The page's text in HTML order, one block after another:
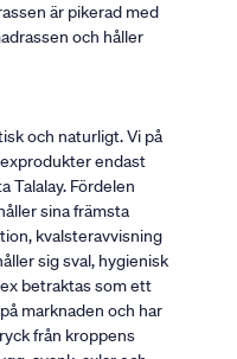
är pikerad med
och håller
och naturligt. Vi på
endast
Talalay. Fördelen
sina främsta
kvalsteravvisning
sig sval, hygienisk
betraktas som ett
marknaden och har
från kroppens